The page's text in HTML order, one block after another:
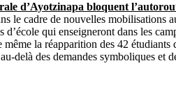
d’Ayotzinapa bloquent
le cadre de nouvelles mobilisations
qui enseigneront dans les
la réapparition des 42
delà des demandes symboliques